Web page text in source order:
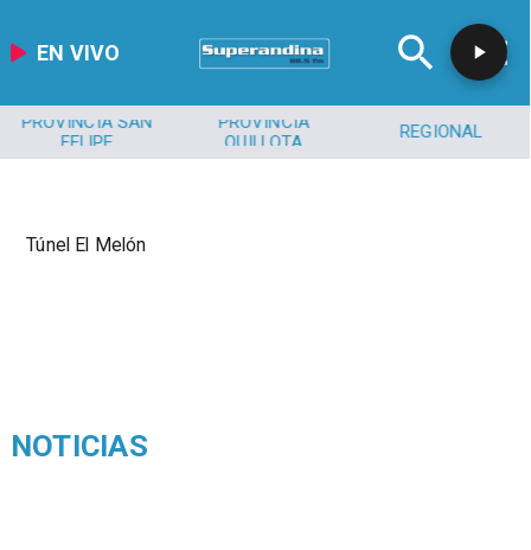
EN VIVO
PROVINCIA SAN
FELIPE
PROVINCIA
QUILLOTA
REGIONAL
Túnel El Melón
NOTICIAS